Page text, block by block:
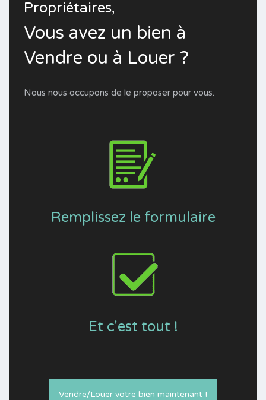
Propriétaires,
Vous avez un bien à
Vendre ou à Louer ?
Nous nous occupons de le proposer pour vous.
Remplissez le formulaire
Et c'est tout !
Vendre/Louer votre bien maintenant !